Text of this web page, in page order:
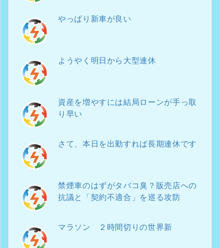
やっぱり新車が良い
ようやく明日から大型連休
資産を増やすには結局ローンが手っ取
り早い
さて、本日を出勤すれば長期連休です
禁煙車のはずがタバコ臭？販売店への
抗議と「契約不適合」を巡る攻防
マラソン ２時間切りの世界新